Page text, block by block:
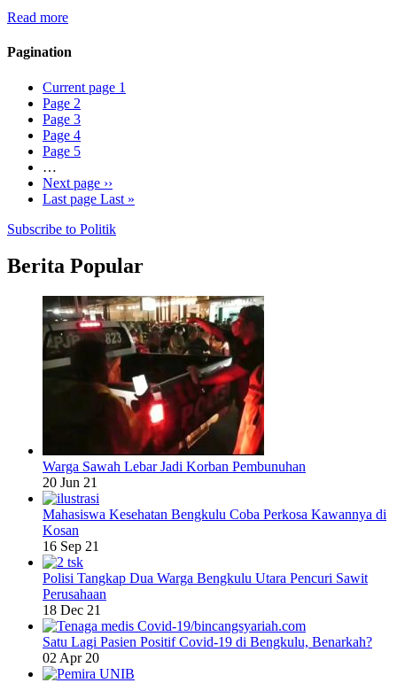
Read more
Pagination
Current page 1
Page 2
Page 3
Page 4
Page 5
…
Next page ››
Last page Last »
Subscribe to Politik
Berita Popular
Warga Sawah Lebar Jadi Korban Pembunuhan
20 Jun 21
Mahasiswa Kesehatan Bengkulu Coba Perkosa Kawannya di
Kosan
16 Sep 21
Polisi Tangkap Dua Warga Bengkulu Utara Pencuri Sawit
Perusahaan
18 Dec 21
Satu Lagi Pasien Positif Covid-19 di Bengkulu, Benarkah?
02 Apr 20